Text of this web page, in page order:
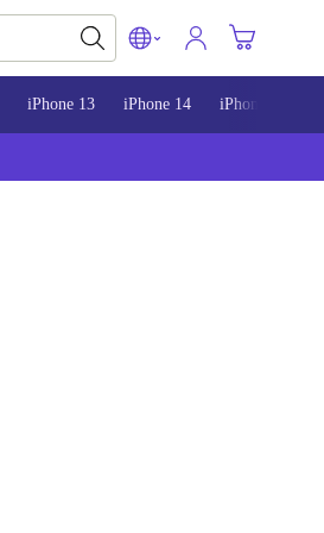
iPhone 13 iPhone 14 iPhone 15